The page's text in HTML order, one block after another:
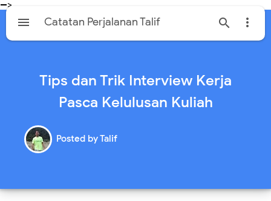
-->
  
Catatan Perjalanan Talif
Tips dan Trik Interview Kerja
Pasca Kelulusan Kuliah
Posted byTalif